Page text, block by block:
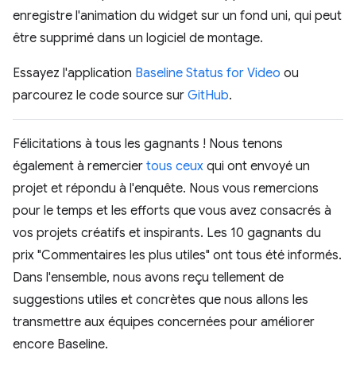
enregistre l'animation du widget sur un fond uni, qui peut
être supprimé dans un logiciel de montage.
Essayez l'application Baseline Status for Video ou
parcourez le code source sur GitHub.
Félicitations à tous les gagnants ! Nous tenons
également à remercier tous ceux qui ont envoyé un
projet et répondu à l'enquête. Nous vous remercions
pour le temps et les efforts que vous avez consacrés à
vos projets créatifs et inspirants. Les 10 gagnants du
prix "Commentaires les plus utiles" ont tous été informés.
Dans l'ensemble, nous avons reçu tellement de
suggestions utiles et concrètes que nous allons les
transmettre aux équipes concernées pour améliorer
encore Baseline.